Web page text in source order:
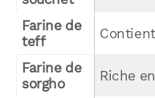
Farine de
teff
Farine de
sorgho
Riche
WhatsApp